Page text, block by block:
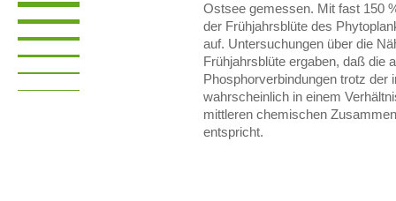
Ostsee gemessen. Mit fast 150
der Frühjahrsblüte des
auf. Untersuchungen über die
Frühjahrsblüte ergaben, daß die
Phosphorverbindungen trotz der
wahrscheinlich in einem
mittleren chemischen
entspricht.